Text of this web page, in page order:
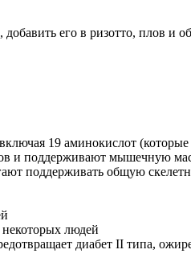
его в ризотто, плов и
19 аминокислот
и поддерживают мышечную
поддерживать общую
людей
диабет II типа,